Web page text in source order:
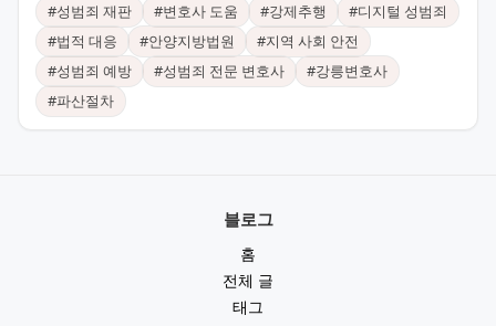
#성범죄 재판 #변호사 도움 #강제추행 #디지털 성범죄
#법적 대응 #안양지방법원 #지역 사회 안전
#성범죄 예방 #성범죄 전문 변호사 #강릉변호사
#파산절차
블로그
홈
전체 글
태그